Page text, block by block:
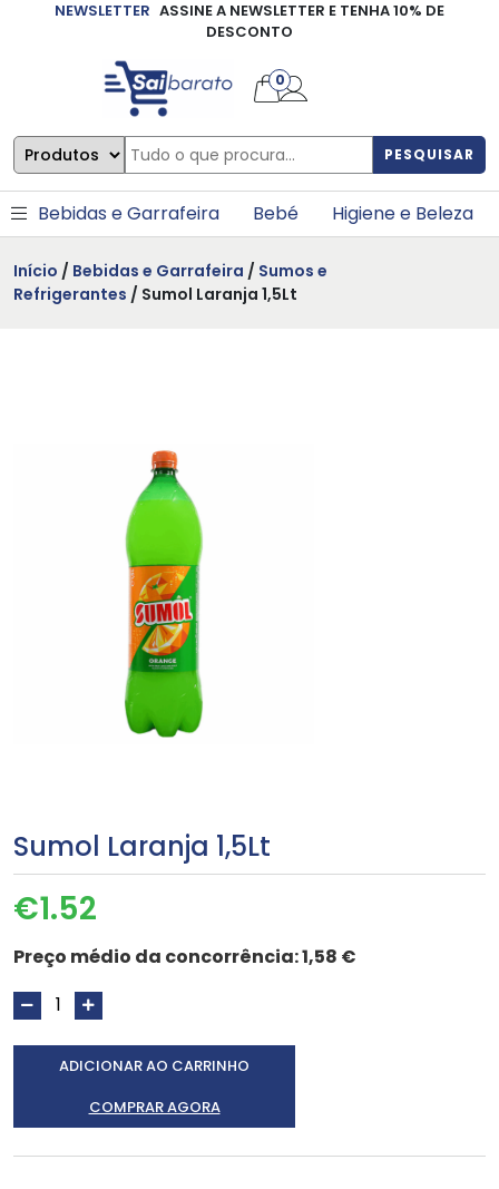
NEWSLETTER ASSINE A NEWSLETTER E TENHA 10% DE
DESCONTO
PESQUISAR
0
Bebidas e Garrafeira Bebé Higiene e Beleza
Início / Bebidas e Garrafeira / Sumos e
Refrigerantes / Sumol Laranja 1,5Lt
Sumol Laranja 1,5Lt
€1.52
Preço médio da concorrência:1,58 €
ADICIONAR AO CARRINHO
COMPRAR AGORA